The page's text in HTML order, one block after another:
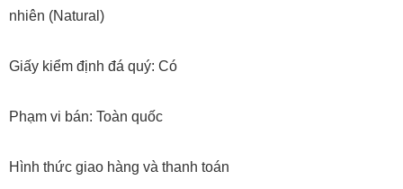
nhiên (Natural)
Giấy kiểm định đá quý: Có
Phạm vi bán: Toàn quốc
Hình thức giao hàng và thanh toán